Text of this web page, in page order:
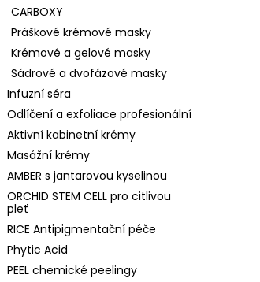
CARBOXY
Práškové krémové masky
Krémové a gelové masky
Sádrové a dvofázové masky
Infuzní séra
Odlíčení a exfoliace profesionální
Aktivní kabinetní krémy
Masážní krémy
AMBER s jantarovou kyselinou
ORCHID STEM CELL pro citlivou
pleť
RICE Antipigmentační péče
Phytic Acid
PEEL chemické peelingy